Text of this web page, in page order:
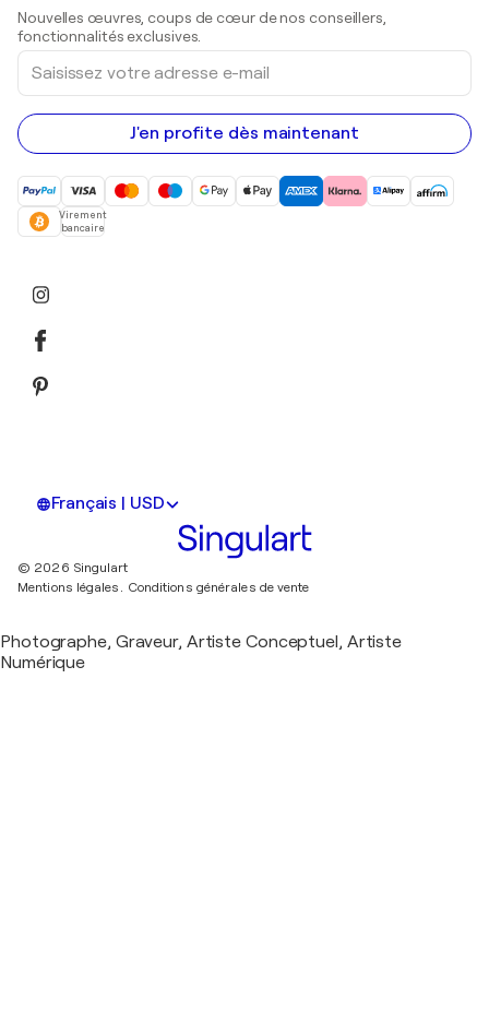
Peintures acryliques
Nouvelles œuvres, coups de cœur de nos conseillers,
fonctionnalités exclusives.
Saisissez
votre
adresse
e-
mail
J'en profite dès maintenant
Virement
bancaire
Français | USD
© 2026 Singulart
Mentions légales. Conditions générales de vente
Photographe, Graveur, Artiste Conceptuel, Artiste
Numérique